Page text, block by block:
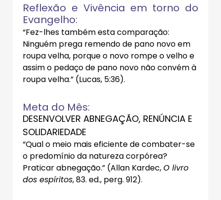
Reflexão e Vivência em torno do
Evangelho:
“Fez-lhes também esta comparação:
Ninguém prega remendo de pano novo em
roupa velha, porque o novo rompe o velho e
assim o pedaço de pano novo não convém à
roupa velha.” (Lucas, 5:36).
Meta do Mês:
DESENVOLVER ABNEGAÇÃO, RENÚNCIA E
SOLIDARIEDADE
“Qual o meio mais eficiente de combater-se
o predomínio da natureza corpórea?
Praticar abnegação.” (Allan Kardec,O livro
dos espíritos, 83. ed., perg. 912).